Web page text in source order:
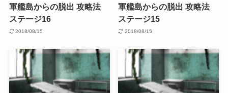
軍艦島からの脱出 攻略法
ステージ16
2018/08/15
軍艦島からの脱出 攻略法
ステージ15
2018/08/15